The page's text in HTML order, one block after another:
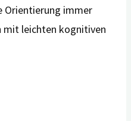
Orientierung immer
mit leichten kognitiven